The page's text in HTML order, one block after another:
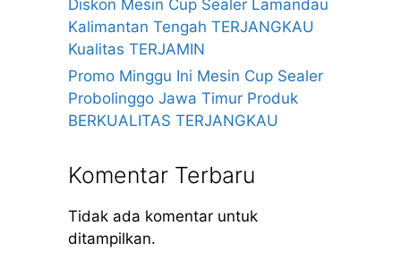
Diskon Mesin Cup Sealer Lamandau
Kalimantan Tengah TERJANGKAU
Kualitas TERJAMIN
Promo Minggu Ini Mesin Cup Sealer
Probolinggo Jawa Timur Produk
BERKUALITAS TERJANGKAU
Komentar Terbaru
Tidak ada komentar untuk
ditampilkan.